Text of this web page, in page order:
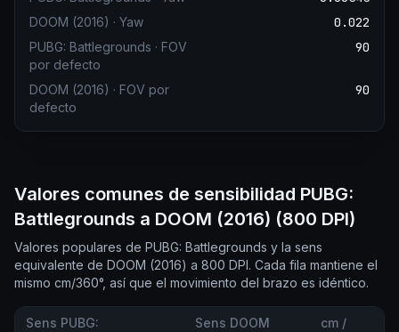
DOOM (2016) · Yaw 0.022
PUBG: Battlegrounds · FOV
por defecto
90
DOOM (2016) · FOV por
defecto
90
Valores comunes de sensibilidad PUBG:
Battlegrounds a DOOM (2016) (800 DPI)
Valores populares de PUBG: Battlegrounds y la sens
equivalente de DOOM (2016) a 800 DPI. Cada fila mantiene el
mismo cm/360°, así que el movimiento del brazo es idéntico.
Sens PUBG:
Sens DOOM
cm /